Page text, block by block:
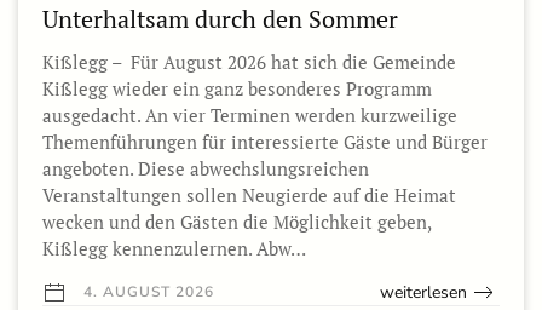
Unterhaltsam durch den Sommer
Kißlegg – Für August 2026 hat sich die Gemeinde
Kißlegg wieder ein ganz besonderes Programm
ausgedacht. An vier Terminen werden kurzweilige
Themenführungen für interessierte Gäste und Bürger
angeboten. Diese abwechslungsreichen
Veranstaltungen sollen Neugierde auf die Heimat
wecken und den Gästen die Möglichkeit geben,
Kißlegg kennenzulernen. Abw…
4. AUGUST 2026 weiterlesen